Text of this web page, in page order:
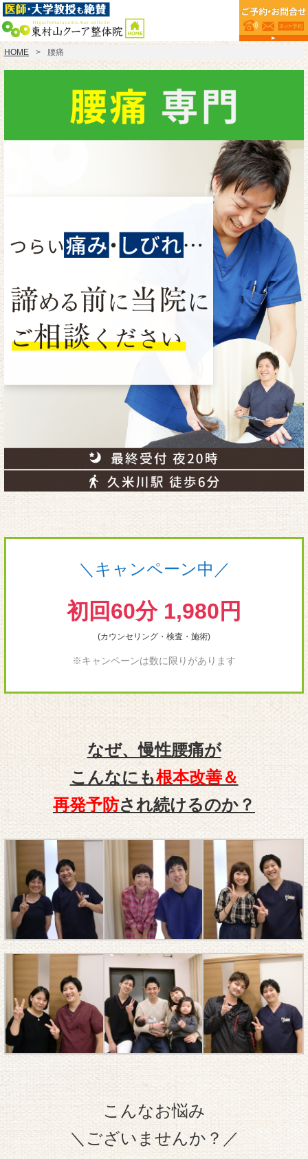
HOME 腰痛
＼キャンペーン中／
初回60分 1,980円
(カウンセリング・検査・施術)
※キャンペーンは数に限りがあります
なぜ、慢性腰痛が
こんなにも根本改善＆
再発予防され続けるのか？
こんなお悩み
＼ございませんか？／